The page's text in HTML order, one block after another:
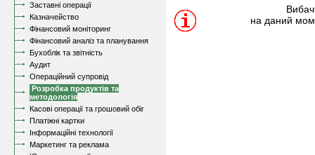
Заставні операції
Казначейство
Фінансовий моніторинг
Фінансовий аналіз та планування
Бухоблік та звітність
Аудит
Операційний супровід
Розробка продуктів та
методологія
Касові операції та грошовий обіг
Платіжні картки
Інформаційні технології
Маркетинг та реклама
на даний